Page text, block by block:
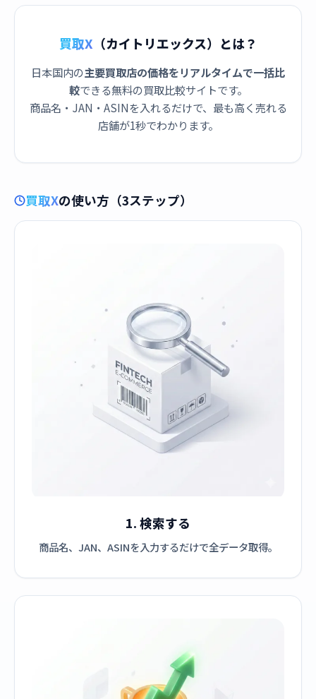
買取X （カイトリエックス）とは？
日本国内の主要買取店の価格をリアルタイムで一括比
較できる無料の買取比較サイトです。
商品名・JAN・ASINを入れるだけで、最も高く売れる
店舗が1秒でわかります。
買取Xの使い方（3ステップ）
1. 検索する
商品名、JAN、ASINを入力するだけで全データ取得。